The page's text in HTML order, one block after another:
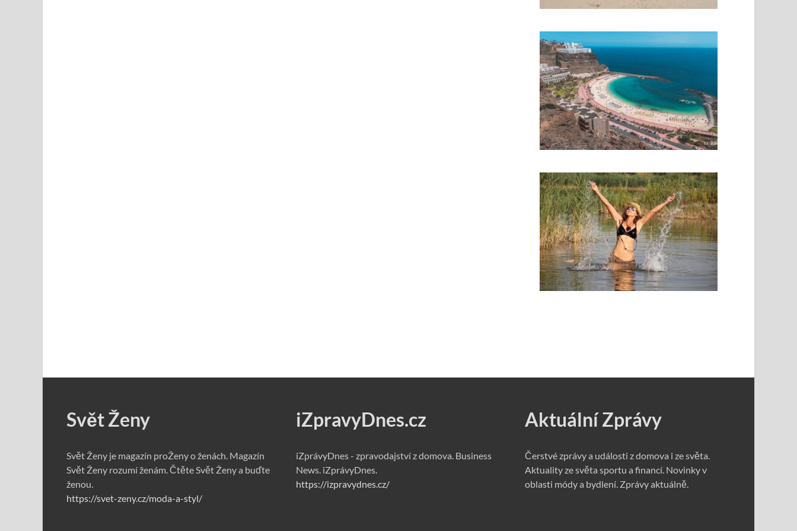
Svět Ženy
Svět Ženy je magazín proŽeny o ženách. Magazín
Svět Ženy rozumí ženám. Čtěte Svět Ženy a buďte
ženou.
https://svet-zeny.cz/moda-a-styl/
iZpravyDnes.cz
iZprávyDnes - zpravodajství z domova. Business
News. iZprávyDnes.
https://izpravydnes.cz/
Aktuální Zprávy
Čerstvé zprávy a události z domova i ze světa.
Aktuality ze světa sportu a financí. Novinky v
oblasti módy a bydlení. Zprávy aktuálně.